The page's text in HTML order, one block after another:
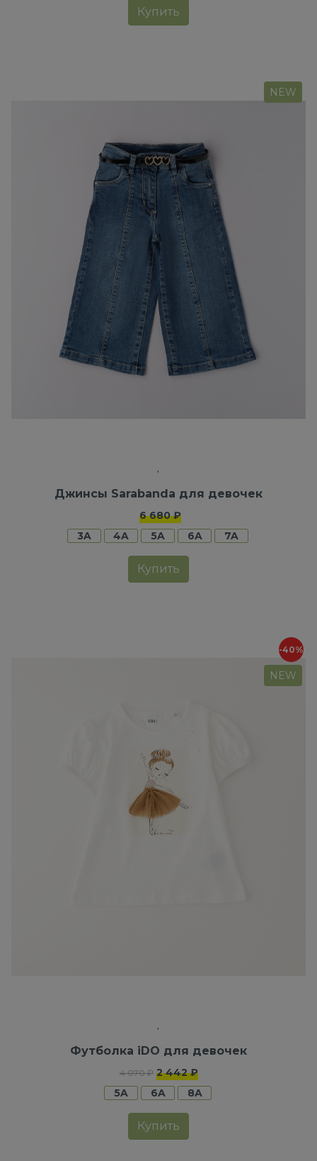
Купить
NEW
Джинсы Sarabanda для девочек
6 680 ₽
3A
4A 5A 6A 7A
Купить
-40%
NEW
Футболка iDO для девочек
4 070 ₽ 2 442 ₽
5A
6A 8A
Купить